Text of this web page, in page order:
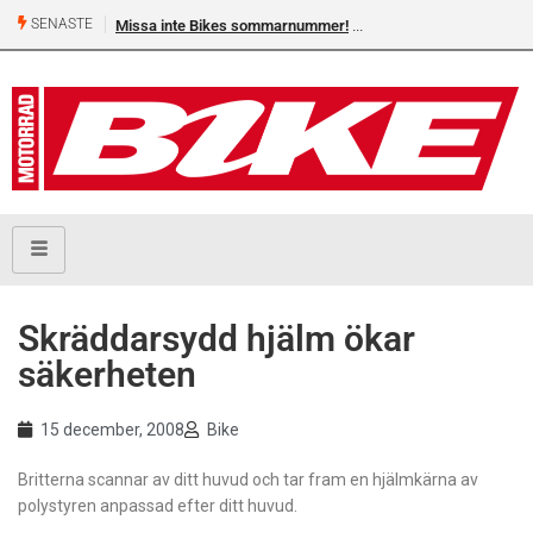
SENASTE Missa inte Bikes sommarnummer!
Skräddarsydd hjälm ökar
säkerheten
15 december, 2008 Bike
Britterna scannar av ditt huvud och tar fram en hjälmkärna av
polystyren anpassad efter ditt huvud.